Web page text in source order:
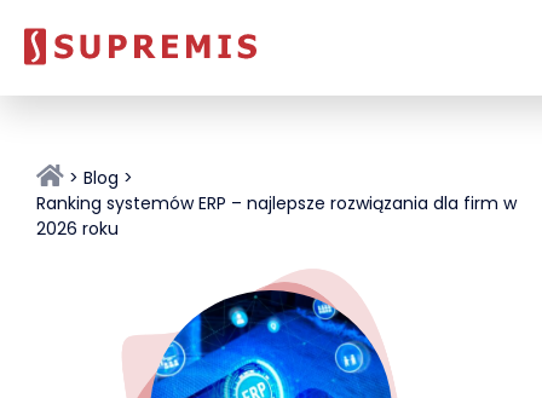
Blog
Ranking systemów ERP – najlepsze rozwiązania dla firm w
2026 roku